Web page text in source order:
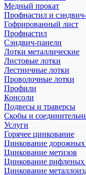
Медный прокат
Профнастил и
Гофрированный лист
Профнастил
Сэндвич-панели
Лотки металлические
Листовые лотки
Лестничные лотки
Проволочные лотки
Профили
Консоли
Подвесы и траверсы
Скобы и
Услуги
Горячее цинкование
Цинкование дорожных
Цинкование метизов
Цинкование
Цинкование